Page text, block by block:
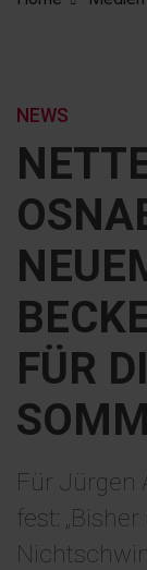
FÜR
NEWS
Für Jürgen
fest: